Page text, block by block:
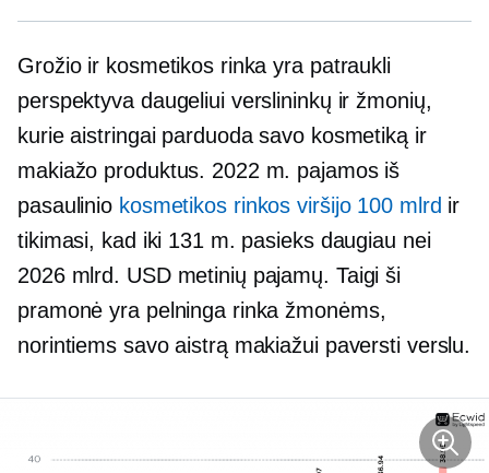
Grožio ir kosmetikos rinka yra patraukli
perspektyva daugeliui verslininkų ir žmonių,
kurie aistringai parduoda savo kosmetiką ir
makiažo produktus. 2022 m. pajamos iš
pasaulinio kosmetikos rinkos viršijo 100 mlrd ir
tikimasi, kad iki 131 m. pasieks daugiau nei
2026 mlrd. USD metinių pajamų. Taigi ši
pramonė yra pelninga rinka žmonėms,
norintiems savo aistrą makiažui paversti verslu.